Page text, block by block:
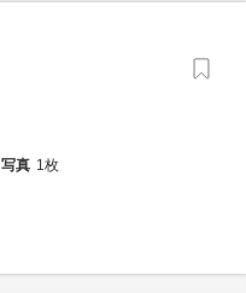
写真 1枚